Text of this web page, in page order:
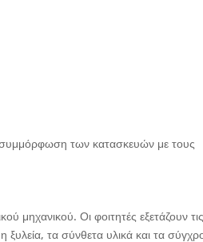
συμμόρφωση των κατασκευών με τους
μηχανικού. Οι φοιτητές εξετάζουν
ξυλεία, τα σύνθετα υλικά και τα